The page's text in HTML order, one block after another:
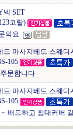
넥 SET
코랄)
의요
드 마사지베드 스웨디
105
문함니다
드 마사지베드 스웨디
105
배드하고 침대커버